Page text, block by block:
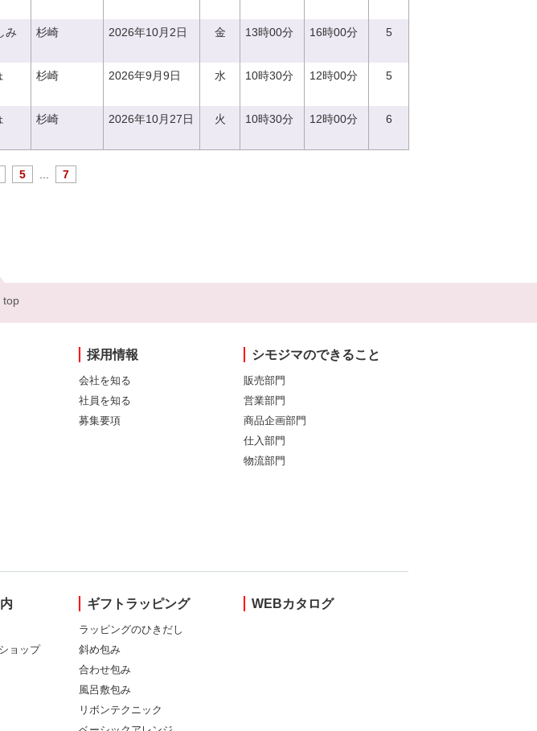
み
杉崎 2026年10月2日 金 13時00分 16時00分 5
杉崎 2026年9月9日 水 10時30分 12時00分 5
杉崎 2026年10月27日 火 10時30分 12時00分 6
5 7
top
採用情報
会社を知る
社員を知る
募集要項
シモジマのできること
販売部門
営業部門
商品企画部門
仕入部門
物流部門
ョップ
ギフトラッピング
ラッピングのひきだし
斜め包み
合わせ包み
風呂敷包み
リボンテクニック
WEBカタログ